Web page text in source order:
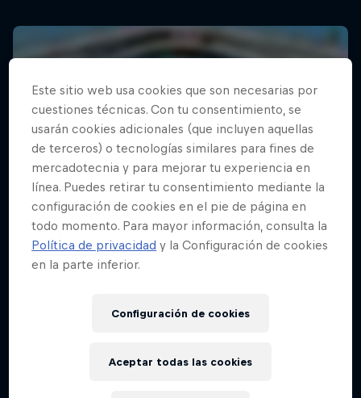
Este sitio web usa cookies que son necesarias por
cuestiones técnicas. Con tu consentimiento, se
usarán cookies adicionales (que incluyen aquellas
de terceros) o tecnologías similares para fines de
mercadotecnia y para mejorar tu experiencia en
línea. Puedes retirar tu consentimiento mediante la
configuración de cookies en el pie de página en
todo momento. Para mayor información, consulta la
Política de privacidad y la Configuración de cookies
en la parte inferior.
Configuración de cookies
Aceptar todas las cookies